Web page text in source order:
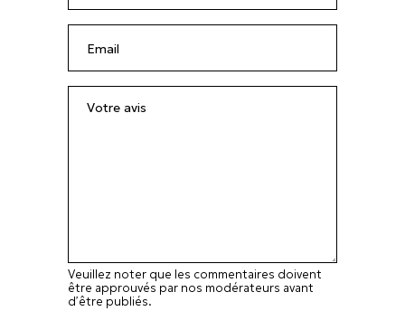
Veuillez noter que les commentaires doivent
être approuvés par nos modérateurs avant
d’être publiés.